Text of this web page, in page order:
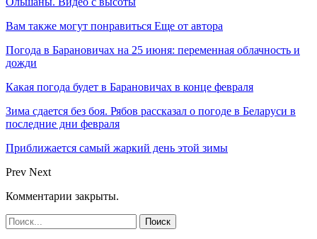
Вам также могут понравиться Еще от автора
Погода в Барановичах на 25 июня: переменная облачность и
дожди
Какая погода будет в Барановичах в конце февраля
Зима сдается без боя. Рябов рассказал о погоде в Беларуси в
последние дни февраля
Приближается самый жаркий день этой зимы
Prev Next
Комментарии закрыты.